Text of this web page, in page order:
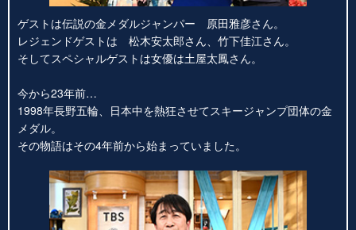
ゲストは伝説の金メダルジャンパー 原田雅彦さん。
レジェンドゲストは 松木安太郎さん、竹下佳江さん。
そしてスペシャルゲストは女優は土屋太鳳さん。
今から23年前…
1998年長野五輪、日本中を熱狂させてスキージャンプ団体の金
メダル。
その物語はその4年前から始まっていました。